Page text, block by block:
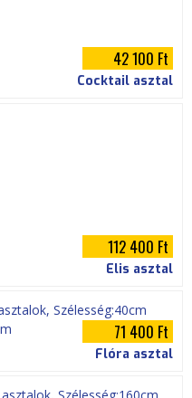
42 100 Ft
Cocktail asztal
112 400 Ft
Elis asztal
71 400 Ft
Flóra asztal